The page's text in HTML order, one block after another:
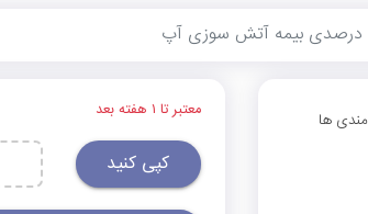
مندی ها معتبر تا ۱ هفته بعد
کپی کنید